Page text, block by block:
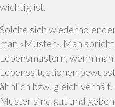
wichtig ist.
Solche sich
man «Muster». Man
Lebensmustern, wenn
Lebenssituationen
ähnlich bzw. gleich
Muster sind gut und